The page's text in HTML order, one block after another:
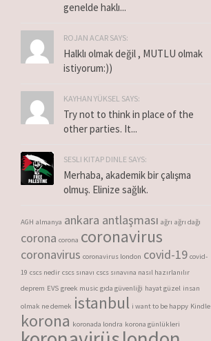
genelde haklı...
ROJAN ACAR SAYS:
Halklı olmak değil , MUTLU olmak
istiyorum:))
KAYHAN YÜKSEL SAYS:
Try not to think in place of the
other parties. It...
SESLI KITAP DINLE SAYS:
Merhaba, akademik bir çalışma
olmuş. Elinize sağlık.
AGH almanya ankara antlaşması ağrı ağrı dağı
corona corona coronavirus
coronavirus coronavirus london covid-19 covid-
19 cscs nedir cscs sınavı cscs sınavına nasıl hazırlanılır
deprem EVS greek music gıda güvenliği hayat güzel insan
olmak ne demek istanbul i want to be happy Kindle
korona koronada londra korona günlükleri